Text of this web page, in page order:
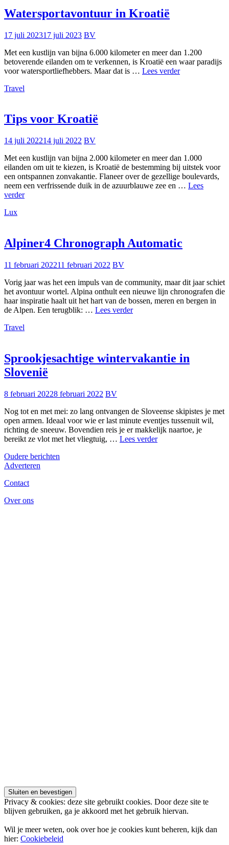
Watersportavontuur in Kroatië
17 juli 202317 juli 2023 BV
Met een kustlijn van bijna 6.000 kilometer en meer dan 1.200
betoverende eilanden om te verkennen, is Kroatië een waar paradijs
voor watersportliefhebbers. Maar dat is … Lees verder
Travel
Tips voor Kroatië
14 juli 202214 juli 2022 BV
Met een kustlijn van bijna 2.000 kilometer en meer dan 1.000
eilanden om uit te kiezen, is Kroatië de bestemming bij uitstek voor
een ontspannen zonvakantie. Flaneer over de gezellige boulevards,
neem een verfrissende duik in de azuurblauwe zee en … Lees
verderTips
Lux
Alpiner4 Chronograph Automatic
11 februari 202211 februari 2022 BV
Vorig jaar was het een impuls van de community, maar dit jaar schiet
het avontuur wortel. Alpina onthult een nieuwe lijn chronografen die
haar inspiratie haalt uit het hart van de bossen, meren en bergen in
de Alpen. Een terugblik: … Lees verderAlpiner4
Travel
Sprookjesachtige wintervakantie in
Slovenië
8 februari 20228 februari 2022 BV
Nog tot en met mei: zo lang ontvangen de Sloveense skipistes je met
open armen. Ideaal voor wie er last minute eventjes tussenuit wil,
richting de sneeuw. Bovendien reis je er makkelijk naartoe, je
bereikt ze vlot met het vliegtuig, … Lees verderSprookjesachtige
Berichtennavigatie
Oudere berichten
Adverteren
Contact
Over ons
Privacy & cookies: deze site gebruikt cookies. Door deze site te
blijven gebruiken, ga je akkoord met het gebruik hiervan.
Wil je meer weten, ook over hoe je cookies kunt beheren, kijk dan
hier: Cookiebeleid